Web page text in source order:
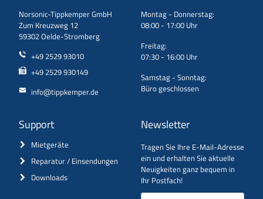
Norsonic-Tippkemper GmbH
Zum Kreuzweg 12
59302 Oelde-Stromberg
+49 2529 93010
+49 2529 930149
info@tippkemper.de
Montag - Donnerstag:
08:00 - 17:00 Uhr
Freitag:
07:30 - 16:00 Uhr
Samstag - Sonntag:
Büro geschlossen
Support
Mietgeräte
Reparatur / Einsendungen
Downloads
Newsletter
Tragen Sie Ihre E-Mail-Adresse
ein und erhalten Sie aktuelle
Neuigkeiten ganz bequem in
Ihr Postfach!